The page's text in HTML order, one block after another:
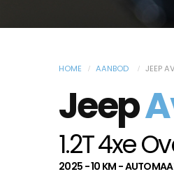
HOME AANBOD JEEP
Jeep
1.2T 4xe
2025 - 10 KM -